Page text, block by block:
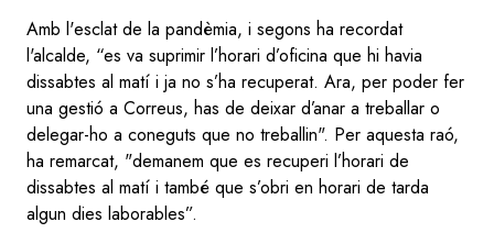
Amb l'esclat de la pandèmia, i segons ha recordat
l'alcalde, “es va suprimir l’horari d’oficina que hi havia
dissabtes al matí i ja no s’ha recuperat. Ara, per poder fer
una gestió a Correus, has de deixar d’anar a treballar o
delegar-ho a coneguts que no treballin". Per aquesta raó,
ha remarcat, "demanem que es recuperi l’horari de
dissabtes al matí i també que s’obri en horari de tarda
algun dies laborables”.